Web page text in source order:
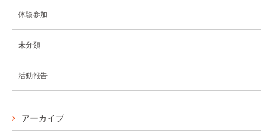
体験参加
未分類
活動報告
アーカイブ